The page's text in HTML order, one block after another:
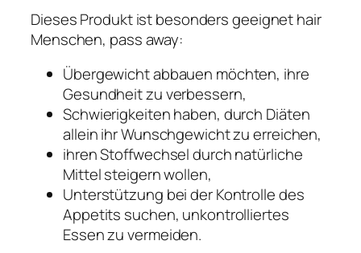
Dieses Produkt ist besonders geeignet hair
Menschen, pass away:
Übergewicht abbauen möchten, ihre
Gesundheit zu verbessern,
Schwierigkeiten haben, durch Diäten
allein ihr Wunschgewicht zu erreichen,
ihren Stoffwechsel durch natürliche
Mittel steigern wollen,
Unterstützung bei der Kontrolle des
Appetits suchen, unkontrolliertes
Essen zu vermeiden.